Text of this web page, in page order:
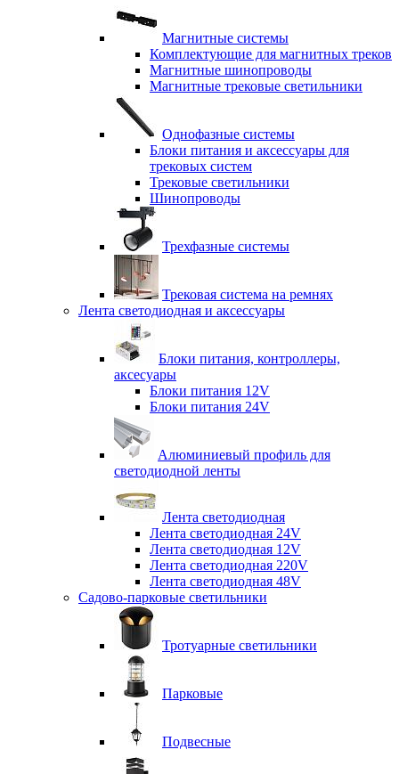
Магнитные системы
Комплектующие для магнитных треков
Магнитные шинопроводы
Магнитные трековые светильники
Однофазные системы
Блоки питания и аксессуары для
трековых систем
Трековые светильники
Шинопроводы
Трехфазные системы
Трековая система на ремнях
Лента светодиодная и аксессуары
Блоки питания, контроллеры,
аксесуары
Блоки питания 12V
Блоки питания 24V
Алюминиевый профиль для
светодиодной ленты
Лента светодиодная
Лента светодиодная 24V
Лента светодиодная 12V
Лента светодиодная 220V
Лента светодиодная 48V
Садово-парковые светильники
Тротуарные светильники
Парковые
Подвесные